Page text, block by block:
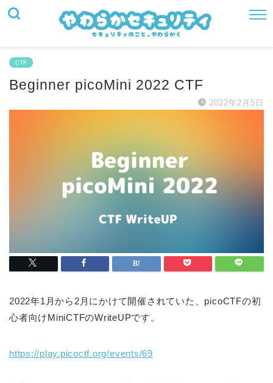
CTF
Beginner picoMini 2022 CTF
2022年2月5日
2022年1月から2月にかけて開催されていた、picoCTFの初
心者向けMiniCTFのWriteUPです。
https://play.picoctf.org/events/69